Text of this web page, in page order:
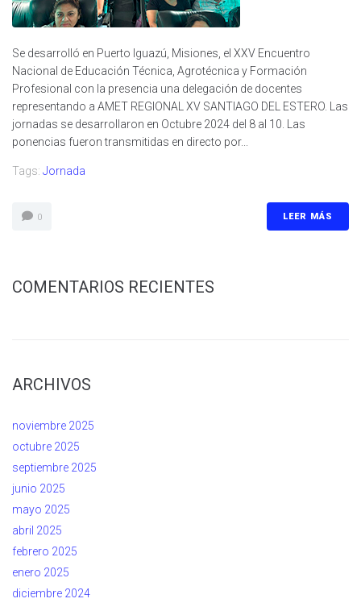
Se desarrolló en Puerto Iguazú, Misiones, el XXV Encuentro
Nacional de Educación Técnica, Agrotécnica y Formación
Profesional con la presencia una delegación de docentes
representando a AMET REGIONAL XV SANTIAGO DEL ESTERO. Las
jornadas se desarrollaron en Octubre 2024 del 8 al 10. Las
ponencias fueron transmitidas en directo por...
Tags: Jornada
0 LEER MÁS
COMENTARIOS RECIENTES
ARCHIVOS
noviembre 2025
octubre 2025
septiembre 2025
junio 2025
mayo 2025
abril 2025
febrero 2025
enero 2025
diciembre 2024